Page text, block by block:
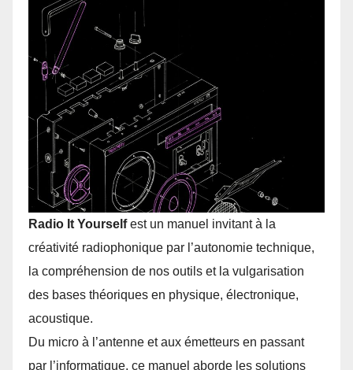
Radio It Yourselfest un manuel invitant à la
créativité radiophonique par l’autonomie technique,
la compréhension de nos outils et la vulgarisation
des bases théoriques en physique, électronique,
acoustique.
Du micro à l’antenne et aux émetteurs en passant
par l’informatique, ce manuel aborde les solutions